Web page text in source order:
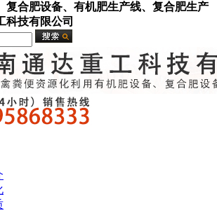
复合肥设备、有机肥生产线、复合肥生产
科技有限公司